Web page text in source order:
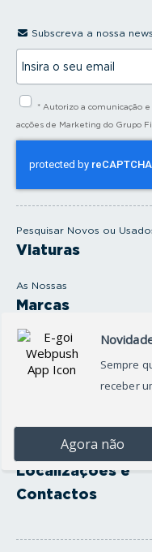
Pesquisar Novos ou
Viaturas
As Nossas
Marcas
Produtos e serviços
Oficina
Onde Estamos
Localizações e
Contactos
Subscreva a nossa
s
* Autorizo a comunicação
acções de Marketing do Grupo